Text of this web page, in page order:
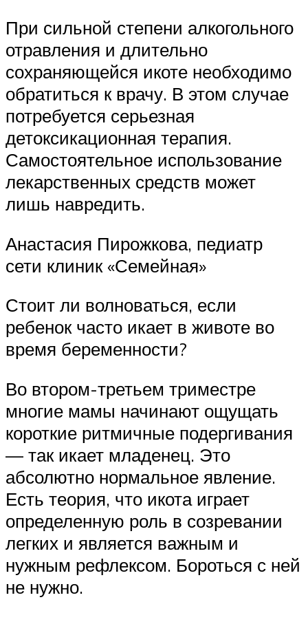
При сильной степени алкогольного
отравления и длительно
сохраняющейся икоте необходимо
обратиться к врачу. В этом случае
потребуется серьезная
детоксикационная терапия.
Самостоятельное использование
лекарственных средств может
лишь навредить.
Анастасия Пирожкова, педиатр
сети клиник «Семейная»
Стоит ли волноваться, если
ребенок часто икает в животе во
время беременности?
Во втором-третьем триместре
многие мамы начинают ощущать
короткие ритмичные подергивания
— так икает младенец. Это
абсолютно нормальное явление.
Есть теория, что икота играет
определенную роль в созревании
легких и является важным и
нужным рефлексом. Бороться с ней
не нужно.